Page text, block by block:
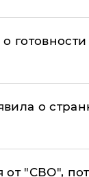
о
от "СВО",